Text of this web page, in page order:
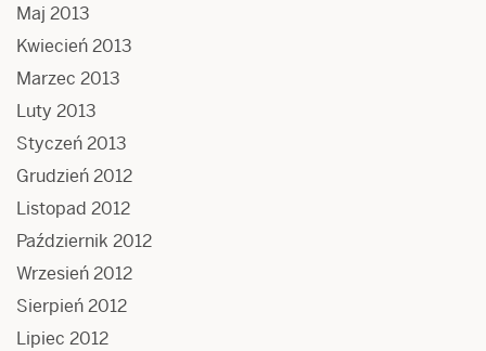
Maj 2013
Kwiecień 2013
Marzec 2013
Luty 2013
Styczeń 2013
Grudzień 2012
Listopad 2012
Październik 2012
Wrzesień 2012
Sierpień 2012
Lipiec 2012